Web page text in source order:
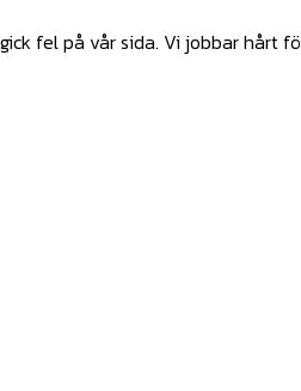
fel på vår sida. Vi jobbar hårt